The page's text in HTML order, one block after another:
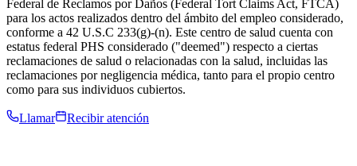
Federal de Reclamos por Daños (Federal Tort Claims Act, FTCA)
para los actos realizados dentro del ámbito del empleo considerado,
conforme a 42 U.S.C 233(g)-(n). Este centro de salud cuenta con
estatus federal PHS considerado ("deemed") respecto a ciertas
reclamaciones de salud o relacionadas con la salud, incluidas las
reclamaciones por negligencia médica, tanto para el propio centro
como para sus individuos cubiertos.
Llamar Recibir atención